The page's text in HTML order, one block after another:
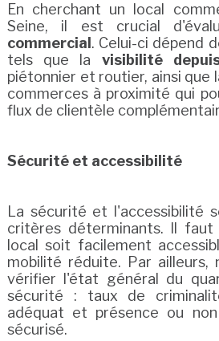
En cherchant un local
Seine, il est crucial
commercial . Celui-ci dépend
tels que la visibilité
piétonnier et routier, ainsi que
commerces à proximité qui
flux de clientèle
Sécurité et accessibilité
La sécurité et l'accessibilité
critères déterminants. Il
local soit facilement
mobilité réduite. Par ailleurs,
vérifier l'état général du
sécurité : taux de
adéquat et présence ou
sécurisé.